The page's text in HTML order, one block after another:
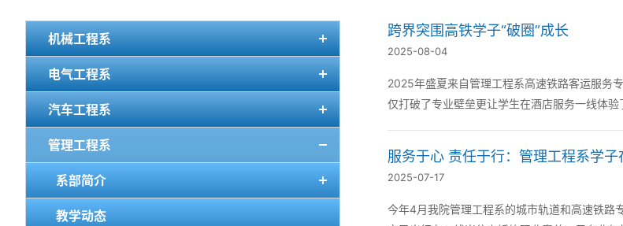
跨界突围高铁学子“破圈”成长
2025-08-04
2025年盛夏来自管理工程系高速铁路客运服务
仅打破了专业壁垒更让学生在酒店服务一线体验了职业能
服务于心 责任于行：管理工程系学
2025-07-17
今年4月我院管理工程系的城市轨道和高速铁路
机械工程系
电气工程系
汽车工程系
管理工程系
系部简介
教学动态